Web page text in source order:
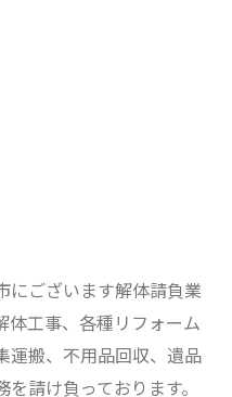
にございます解体請負業
体工事、各種リフォーム
運搬、不用品回収、遺品
請け負っております。